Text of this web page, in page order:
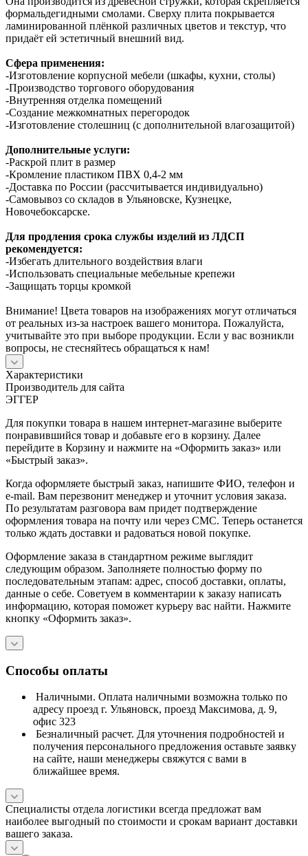
формальдегидными смолами. Сверху плита покрывается
ламинированной плёнкой различных цветов и текстур, что
придаёт ей эстетичный внешний вид.
Сфера применения:
-Изготовление корпусной мебели (шкафы, кухни, столы)
-Производство торгового оборудования
-Внутренняя отделка помещений
-Создание межкомнатных перегородок
-Изготовление столешниц (с дополнительной влагозащитой)
Дополнительные услуги:
-Раскрой плит в размер
-Кромление пластиком ПВХ 0,4-2 мм
-Доставка по России (рассчитывается индивидуально)
-Самовывоз со складов в Ульяновске, Кузнецке,
Новочебоксарске.
Для продления срока службы изделий из ЛДСП
рекомендуется:
-Избегать длительного воздействия влаги
-Использовать специальные мебельные крепежи
-Защищать торцы кромкой
Внимание! Цвета товаров на изображениях могут отличаться
от реальных из-за настроек вашего монитора. Пожалуйста,
учитывайте это при выборе продукции. Если у вас возникли
вопросы, не стесняйтесь обращаться к нам!
Характеристики
Производитель для сайта
ЭГГЕР
Для покупки товара в нашем интернет-магазине выберите
понравившийся товар и добавьте его в корзину. Далее
перейдите в Корзину и нажмите на «Оформить заказ» или
«Быстрый заказ».
Когда оформляете быстрый заказ, напишите ФИО, телефон и
e-mail. Вам перезвонит менеджер и уточнит условия заказа.
По результатам разговора вам придет подтверждение
оформления товара на почту или через СМС. Теперь останется
только ждать доставки и радоваться новой покупке.
Оформление заказа в стандартном режиме выглядит
следующим образом. Заполняете полностью форму по
последовательным этапам: адрес, способ доставки, оплаты,
данные о себе. Советуем в комментарии к заказу написать
информацию, которая поможет курьеру вас найти. Нажмите
кнопку «Оформить заказ».
Способы оплаты
Наличными. Оплата наличными возможна только по
адресу проезд г. Ульяновск, проезд Максимова, д. 9,
офис 323
Безналичный расчет. Для уточнения подробностей и
получения персонального предложения оставьте заявку
на сайте, наши менеджеры свяжутся с вами в
ближайшее время.
Специалисты отдела логистики всегда предложат вам
наиболее выгодный по стоимости и срокам вариант доставки
вашего заказа.